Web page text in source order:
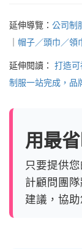
延伸導覽： 公司制
帽子／頭巾／領
延伸閱讀： 打造
制服一站完成，品
用最
只要提供您
計顧問團
建議，協